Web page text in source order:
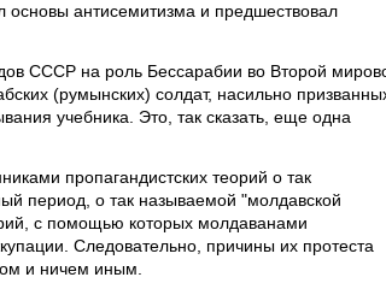
антисемитизма и предшествовал
СССР на роль Бессарабии во Второй
(румынских) солдат, насильно
учебника. Это, так сказать, еще одна
пропагандистских теорий о так
период, о так называемой "молдавской
с помощью которых молдаванами
Следовательно, причины их протеста
и ничем иным.